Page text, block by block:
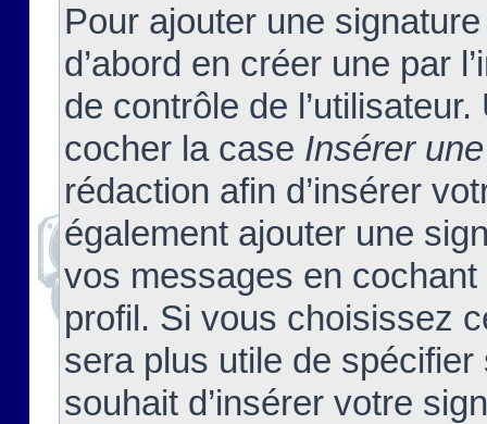
Pour ajouter une
d’abord en créer une par
de contrôle de
cocher la case Insérer
rédaction afin d’insérer
également ajouter une
vos messages en
profil. Si vous choisissez
sera plus utile de
souhait d’insérer votre